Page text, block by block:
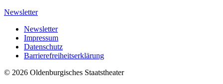
Newsletter
Newsletter
Impressum
Datenschutz
Barrierefreiheitserklärung
© 2026 Oldenburgisches Staatstheater